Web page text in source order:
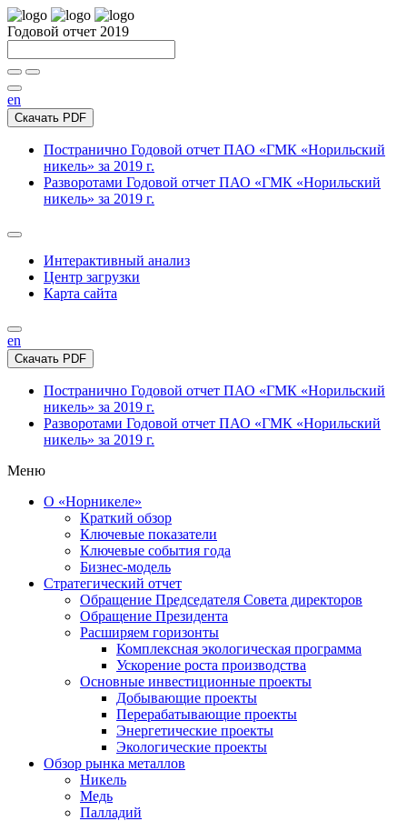
Годовой отчет 2019
en
Скачать PDF
Постранично Годовой отчет ПАО «ГМК «Норильский
никель» за 2019 г.
Разворотами Годовой отчет ПАО «ГМК «Норильский
никель» за 2019 г.
Интерактивный анализ
Центр загрузки
Карта сайта
en
Скачать PDF
Постранично Годовой отчет ПАО «ГМК «Норильский
никель» за 2019 г.
Разворотами Годовой отчет ПАО «ГМК «Норильский
никель» за 2019 г.
Меню
О «Норникеле»
Краткий обзор
Ключевые показатели
Ключевые события года
Бизнес-модель
Стратегический отчет
Обращение Председателя Совета директоров
Обращение Президента
Расширяем горизонты
Комплексная экологическая программа
Ускорение роста производства
Основные инвестиционные проекты
Добывающие проекты
Перерабатывающие проекты
Энергетические проекты
Экологические проекты
Обзор рынка металлов
Никель
Медь
Палладий